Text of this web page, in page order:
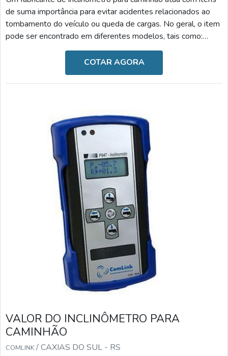
de suma importância para evitar acidentes relacionados ao
tombamento do veículo ou queda de cargas. No geral, o item
pode ser encontrado em diferentes modelos, tais como:
Inclinômetro para semirreboque: reduz o risco de
tombamento e danos ao caminhão, monitora os ângulos
frontais e laterais de inclinação, bloqueia a subida de caixa
caso seja um processo inseguro e possui alarmes visuais e
COTAR AGORA
VALOR DO INCLINÔMETRO PARA
CAMINHÃO
COMLINK/ CAXIAS DO SUL - RS